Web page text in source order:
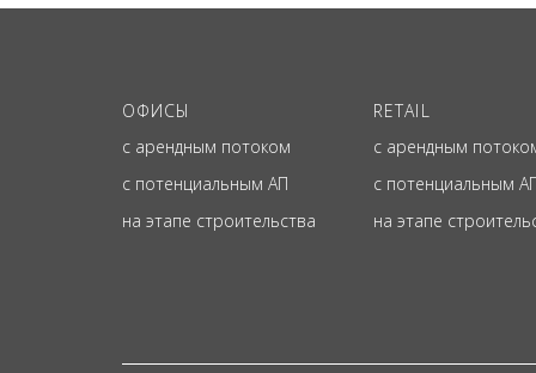
ОФИСЫ
с арендным потоком
с потенциальным АП
на этапе строительства
RETAIL
с арендным
с потенциальным
на этапе